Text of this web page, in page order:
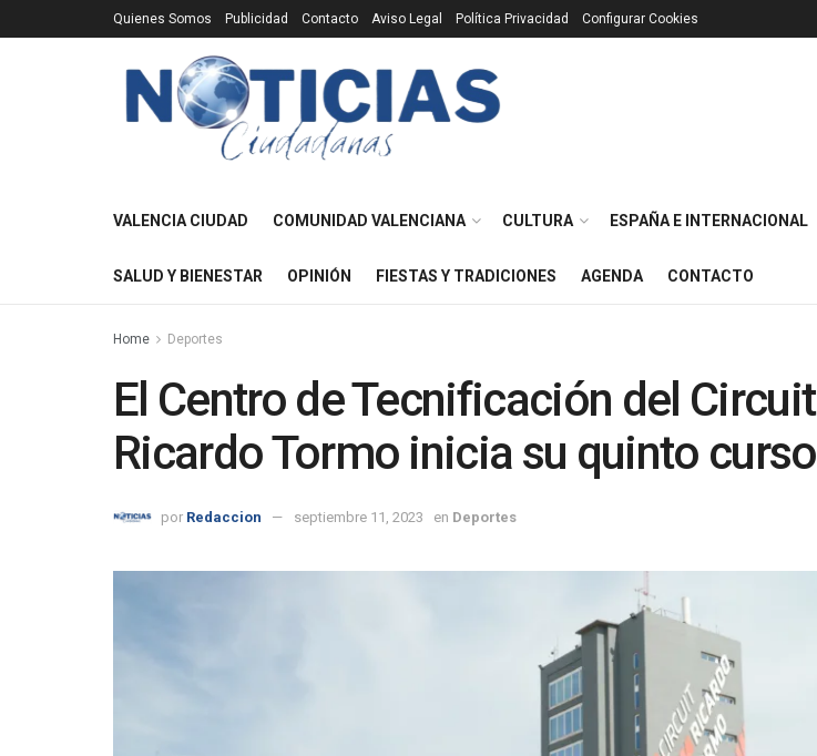
Quienes Somos Publicidad Contacto Aviso Legal Política Privacidad Configurar Cookies
VALENCIA CIUDAD COMUNIDAD VALENCIANA CULTURA ESPAÑA E INTERNACIONAL
SALUD Y BIENESTAR OPINIÓN FIESTAS Y TRADICIONES AGENDA CONTACTO
Home Deportes
El Centro de Tecnificación del Circuit
Ricardo Tormo inicia su quinto curso
por Redaccion septiembre 11, 2023 en Deportes